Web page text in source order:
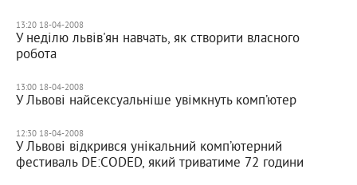
13:20 18-04-2008
У неділю львів'ян навчать, як створити власного
робота
13:00 18-04-2008
У Львові найсексуальніше увімкнуть комп’ютер
12:30 18-04-2008
У Львові відкрився унікальний комп’ютерний
фестиваль DE:CODED, який триватиме 72 години